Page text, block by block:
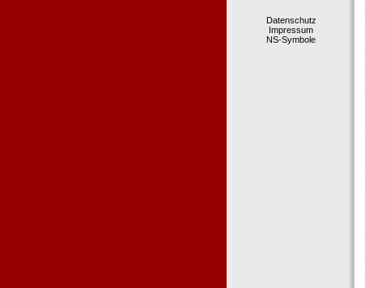
Datenschutz
Impressum
NS-Symbole